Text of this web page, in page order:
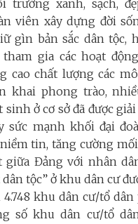
trường xanh, sạch,
viên xây dựng đời
gìn bản sắc dân tộc,
gia các hoạt
cao chất lượng các
khai phong trào,
ở cơ sở đã được
sức mạnh khối đại
tin, tăng cường
giữa Đảng với nhân
tộc” ở khu dân cư
khu dân cư/tổ
số khu dân cư/tổ